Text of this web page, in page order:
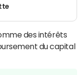
des intérêts
du capital